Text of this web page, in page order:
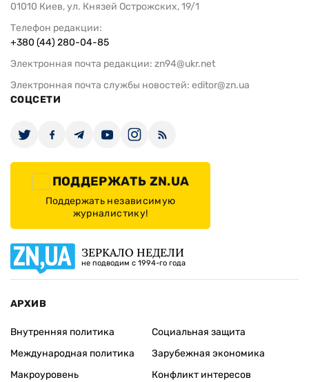
01010 Киев, ул. Князей Острожских, 19/1
Телефон редакции:
+380 (44) 280-04-85
Электронная почта редакции: zn94@ukr.net
Электронная почта службы новостей: editor@zn.ua
СОЦСЕТИ
ПОДДЕРЖАТЬ ZN.UA
Поддержать независимую
журналистику!
ЗЕРКАЛО НЕДЕЛИ
не подводим с 1994-го года
АРХИВ
Внутренняя политика
Международная политика
Макроуровень
Социальная защита
Зарубежная экономика
Конфликт интересов